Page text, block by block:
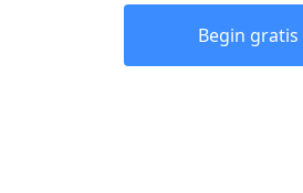
Begin gratis